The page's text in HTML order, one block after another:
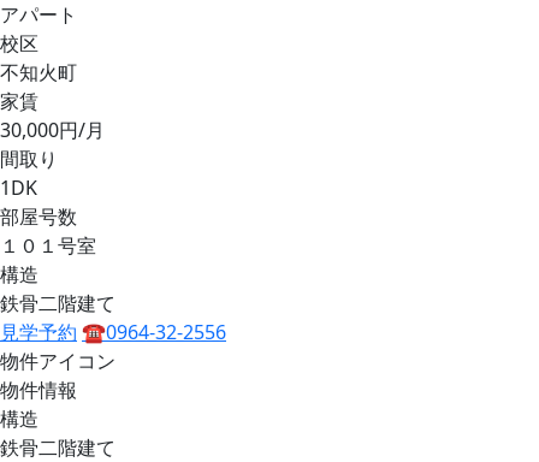
アパート
校区
不知火町
家賃
30,000円/月
間取り
1DK
部屋号数
１０１号室
構造
鉄骨二階建て
見学予約 ☎0964-32-2556
物件アイコン
物件情報
構造
鉄骨二階建て